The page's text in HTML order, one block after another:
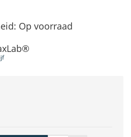
Op voorraad